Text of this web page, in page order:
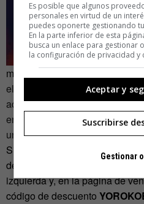
marca dice que aprovechará la
el modelo de negocio con
acceso a un abanico variado
encontrar a gente en la misma
un alivio».
Si quieres ir a Zinc Shower y
de descuento, haz clic en la
izquierda y, en la página de
código de descuento
Es posible que algunos
personales en virtud de un
puedes oponerte gestionando
En la parte inferior de esta
busca un enlace para gestionar
la configuración de privacidad y
Aceptar y
Suscribirse
Gestionar